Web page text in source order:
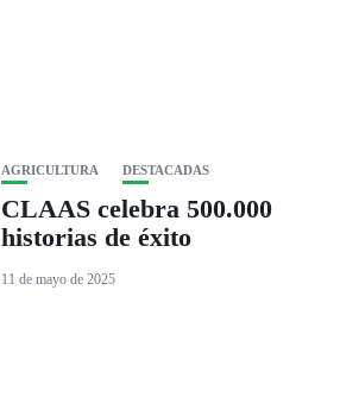
AGRICULTURA DESTACADAS
CLAAS celebra 500.000
historias de éxito
11 de mayo de 2025